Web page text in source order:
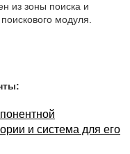
из зоны поиска и
модуля.
и система для его